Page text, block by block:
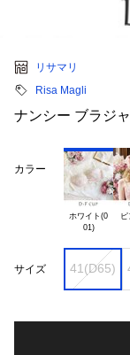
リサマリ
Risa Magli
ナンシー ブラジ
カラー
ホワイト(0
01)
ピ
サイズ 41(D65)